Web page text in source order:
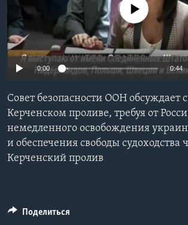
Learning English
СОЦИАЛЬНЫЕ СЕТИ
Языки
No media source currently
0:00 0:44
Совет безопасности ООН обсуждает
Керченском проливе, требуя от
немедленного освобождения
и обеспечения свободы судоходства
Керченский пролив
Поделиться